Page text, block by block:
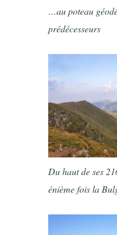
…au poteau
prédécesseurs
Du haut de ses
énième fois la